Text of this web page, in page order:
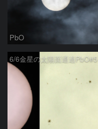
PbO
6/6金星の太陽面通過PbO#5